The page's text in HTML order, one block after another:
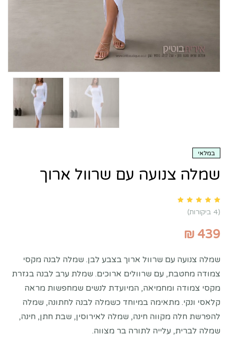
במלאי
שמלה צנועה עם שרוול ארוך
4
customer ratings(
4 ביקורות)
₪ 439
שמלה צנועה עם שרוול ארוך בצבע לבן. שמלה לבנה מקסי
צמודה מחטבת, עם שרוולים ארוכים. שמלת ערב לבנה בגזרת
מקסי צמודה ומחמיאה, המיועדת לנשים שמחפשות מראה
קלאסי ונקי. מתאימה במיוחד כשמלה לבנה לחתונה, שמלה
להפרשת חלה מקווה חינה, שמלה לאירוסין, שבת חתן, חינה,
שמלה לברית, עלייה לתורה בר מצווה.